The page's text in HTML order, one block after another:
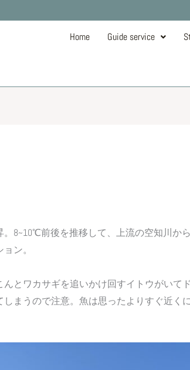
Home Guide service
8~10℃前後を推移して、上流の空知川か
ン。
とワカサギを追いかけ回すイトウがいて
まうので注意。魚は思ったよりすぐ近くに